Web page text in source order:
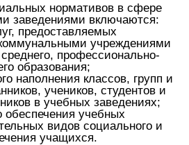
нормативов в сфере
заведениями включаются:
предоставляемых
учреждениями
профессионально-
образования;
наполнения классов, групп и
учеников, студентов и
в учебных заведениях;
учебных
видов социального и
учащихся.